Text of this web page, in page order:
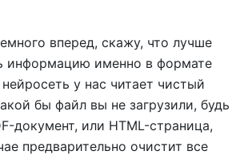
вперед, скажу, что лучше
информацию именно в формате
у нас читает чистый
бы файл вы не загрузили, будь
документ, или HTML-страница,
предварительно очистит все